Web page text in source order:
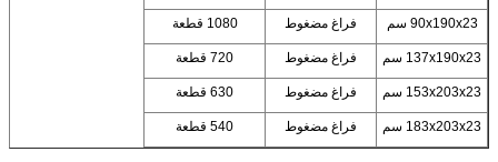
90x190x23 سم فراغ مضغوط 1080 قطعة
137x190x23 سم فراغ مضغوط 720 قطعة
153x203x23 سم فراغ مضغوط 630 قطعة
183x203x23 سم فراغ مضغوط 540 قطعة